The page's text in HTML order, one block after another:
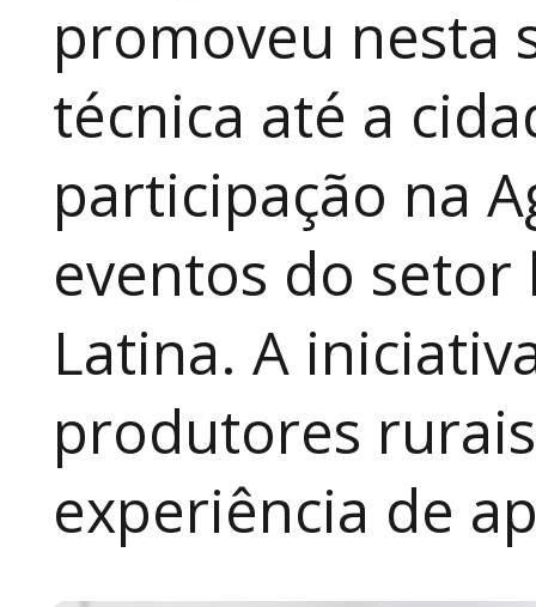
promoveu nesta
técnica até a
participação na
eventos do
Latina. A
produtores
experiência de